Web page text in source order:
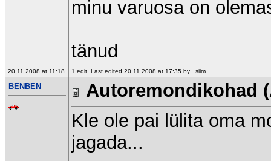
minu varuosa on
tänud
20.11.2008 at 11:18 1 edit. Last edited 20.11.2008 at 17:35 by _siim_
BENBEN
Autoremondikohad
Kle ole pai lülita oma
jagada...